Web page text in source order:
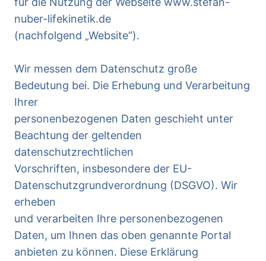
nuber-lifekinetik.de
(nachfolgend „Website“).
Wir messen dem Datenschutz große
Bedeutung bei. Die Erhebung und Verarbeitung
Ihrer
personenbezogenen Daten geschieht unter
Beachtung der geltenden
datenschutzrechtlichen
Vorschriften, insbesondere der EU-
Datenschutzgrundverordnung (DSGVO). Wir
erheben
und verarbeiten Ihre personenbezogenen
Daten, um Ihnen das oben genannte Portal
anbieten zu können. Diese Erklärung